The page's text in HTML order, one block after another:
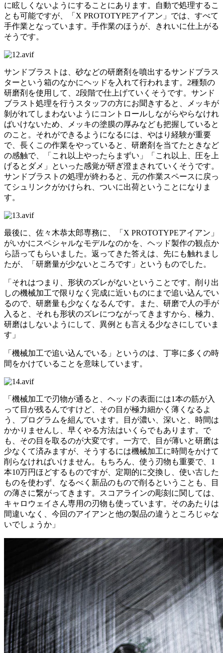
に眩しくないようにすることにあります。自動で処理するこ
とも可能ですが、「X PROTOTYPEアイアン」では、すべて
手作業となっています。手作業のほうが、きれいに仕上がる
そうです。
サンドブラストは、砂などの研磨剤を噴出するサンドブラス
ターという箱のなかにヘッドを入れて行われます。2種類の
研磨剤を使用して、2段階で仕上げていくそうです。サンド
ブラスト処理を行うスタッフの方にお聞きすると、メッキが
剝がれてしまわないようにコントロールしながらやらなけれ
ばいけないため、メッキの塗膜の厚みなども把握していると
のこと。それができるようになるには、やはり経験が重要
で、長くこの作業をやっていると、研磨剤を当てたときなど
の感触で、「これ以上やったらまずい」「これ以上、圧を上
げるとダメ」といった感覚が研ぎ澄まされていくそうです。
サンドブラストの処理が終わると、元の作業スペースに戻っ
てシュリンクがかけられ、ついに出荷ということになりま
す。
最後に、佐々木恭太郎専務に、「X PROTOTYPEアイアン」
がいかにスペシャルなモデルなのかを、ヘッド製作の観点か
ら語ってもらいました。返ってきた答えは、先にも触れまし
たが、「研磨量が少ないところです」というものでした。
「それはつまり、形状のズレがないということです。削り出
しの機械加工で限りなく完成に近いものにまで追い込んでい
るので、研磨量も少なくなるんです。また、研磨で人の手が
入ると、それも形状のズレにつながってきますから、極力、
研磨はしないようにして、異例とも言える少なさにしていま
す」
「機械加工で追い込んでいる」というのは、丁寧に多くの時
間をかけていることを意味しています。
「機械加工で刃物が通ると、ヘッドの表面には1本の筋が入
って目が残るんですけど、その目が極力細かく薄くなるよ
う、プログラムを組んでいます。目が濃い、深いと、時間は
かかりませんし、早くやる方法はいくらでもあります。で
も、その目を取るのが大変です。一方で、目が薄いと研磨は
少なくて済みますが、そうするには機械加工に時間をかけて
削らなければいけません。もちろん、使う刃物も重要で、1
本10万円ほどするものですが、定期的に交換し、使い古した
ものを使わず、なるべく新品のもので削るということも、目
の薄さに繋がってきます。スコアラインの彫刻に関しては、
キャロウェイさん専用の刃物も使っています。そのあたりは
間違いなく、今回のアイアンと他の製品の違うところじゃな
いでしょうか」